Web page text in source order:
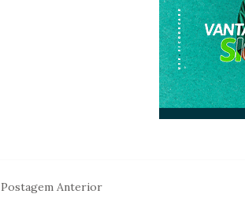
Postagem Anterior